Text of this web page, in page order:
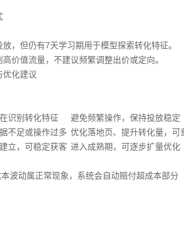
，但仍有‌7天学习期‌用于模型探索转化特征。
价值流量，不建议频繁调整出价或定向。
优化建议
识别转化特征
避免频繁操作，保持投放稳定
不足或操作过多 优化落地页、提升转化量，可
立，可稳定获客 进入成熟期，可逐步扩量优化
波动属正常现象，系统会自动赔付超成本部分